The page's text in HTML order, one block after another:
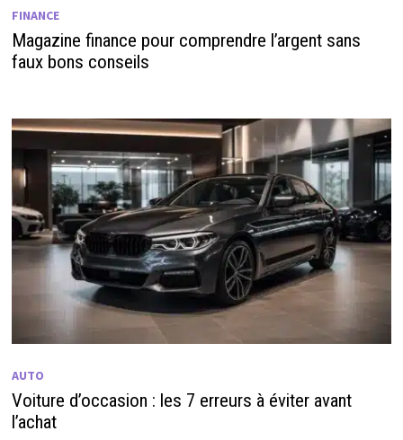
FINANCE
Magazine finance pour comprendre l’argent sans
faux bons conseils
AUTO
Voiture d’occasion : les 7 erreurs à éviter avant
l’achat